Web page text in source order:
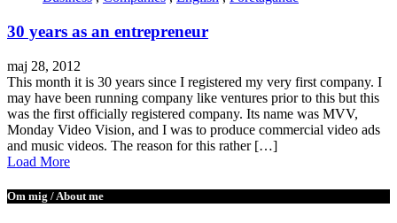
30 years as an entrepreneur
maj 28, 2012
This month it is 30 years since I registered my very first company. I
may have been running company like ventures prior to this but this
was the first officially registered company. Its name was MVV,
Monday Video Vision, and I was to produce commercial video ads
and music videos. The reason for this rather […]
Load More
Om mig / About me